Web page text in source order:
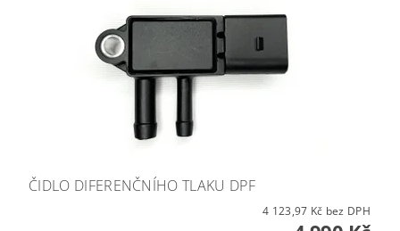
ČIDLO DIFERENČNÍHO TLAKU DPF
4 123,97 Kč bez DPH